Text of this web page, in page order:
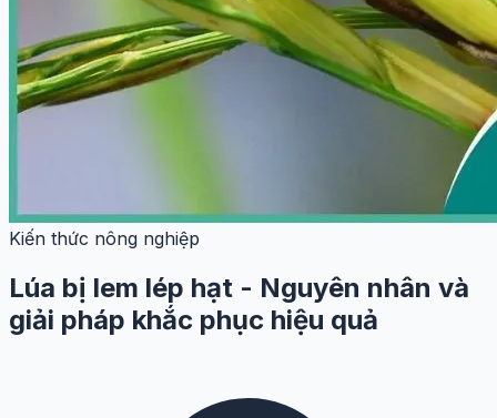
Kiến thức nông nghiệp
Lúa bị lem lép hạt - Nguyên nhân và
giải pháp khắc phục hiệu quả